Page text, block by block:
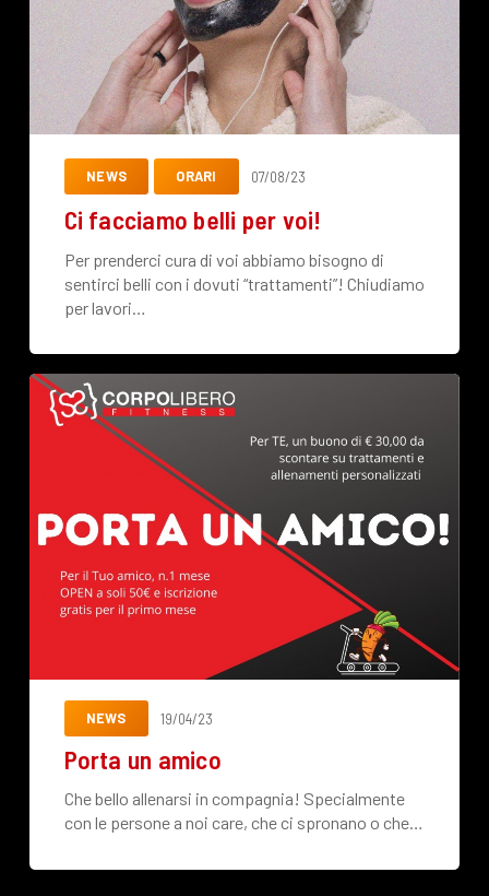
NEWS ORARI 07/08/23
Ci facciamo belli per voi!
Per prenderci cura di voi abbiamo bisogno di
sentirci belli con i dovuti “trattamenti”! Chiudiamo
per lavori…
NEWS 19/04/23
Porta un amico
Che bello allenarsi in compagnia! Specialmente
con le persone a noi care, che ci spronano o che…